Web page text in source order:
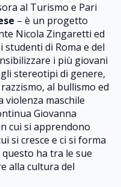
al Turismo e Pari
– è un progetto
Nicola Zingaretti ed
di Roma e del
i più giovani
stereotipi di genere,
al bullismo ed
violenza maschile
Giovanna
cui si apprendono
si cresce e ci si forma
ha tra le sue
alla cultura del